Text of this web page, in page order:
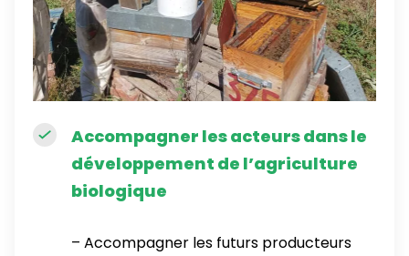
Accompagner les acteurs dans le
développement de l’agriculture
biologique
– Accompagner les futurs producteurs